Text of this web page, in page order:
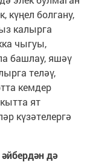
күңел болгану,
калырга
чыгуы,
башлау, яшәү
теләү,
кемдер
ят
күзәтелергә
дә